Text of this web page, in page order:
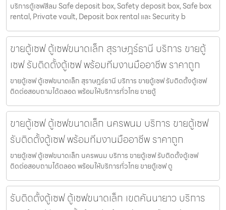
บริการตู้เซฟสีลม Safe deposit box, Safety deposit box, Safe box
rental, Private vault, Deposit box rental และ Security b
ขายตู้เซฟ ตู้เซฟขนาดเล็ก สุราษฎร์ธานี บริการ ขายตู้
เซฟ รับติดตั้งตู้เซฟ พร้อมทีมงานมืออาชีพ ราคาถูก
ขายตู้เซฟ ตู้เซฟขนาดเล็ก สุราษฎร์ธานี บริการ ขายตู้เซฟ รับติดตั้งตู้เซฟ
ติดต่อสอบถามได้ตลอด พร้อมให้บริการทั่วไทย ขายตู้
ขายตู้เซฟ ตู้เซฟขนาดเล็ก นครพนม บริการ ขายตู้เซฟ
รับติดตั้งตู้เซฟ พร้อมทีมงานมืออาชีพ ราคาถูก
ขายตู้เซฟ ตู้เซฟขนาดเล็ก นครพนม บริการ ขายตู้เซฟ รับติดตั้งตู้เซฟ
ติดต่อสอบถามได้ตลอด พร้อมให้บริการทั่วไทย ขายตู้เซฟ ตู
รับติดตั้งตู้เซฟ ตู้เซฟขนาดเล็ก เขตคันนายาว บริการ